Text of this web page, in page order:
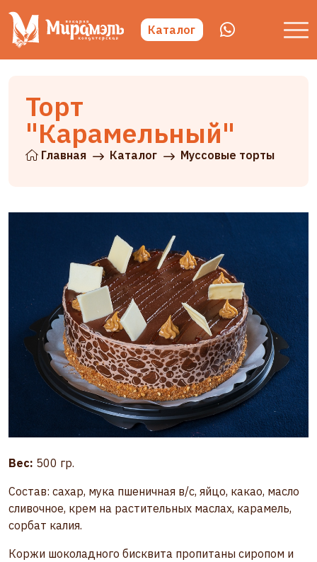
Каталог
Торт
"Карамельный"
Главная Каталог Муссовые торты
Вес: 500 гр.
Состав: сахар, мука пшеничная в/с, яйцо, какао, масло
сливочное, крем на растительных маслах, карамель,
сорбат калия.
Коржи шоколадного бисквита пропитаны сиропом и